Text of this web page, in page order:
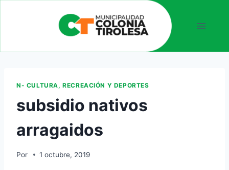
N- CULTURA, RECREACIÓN Y DEPORTES
subsidio nativos
arragaidos
Por 1 octubre, 2019